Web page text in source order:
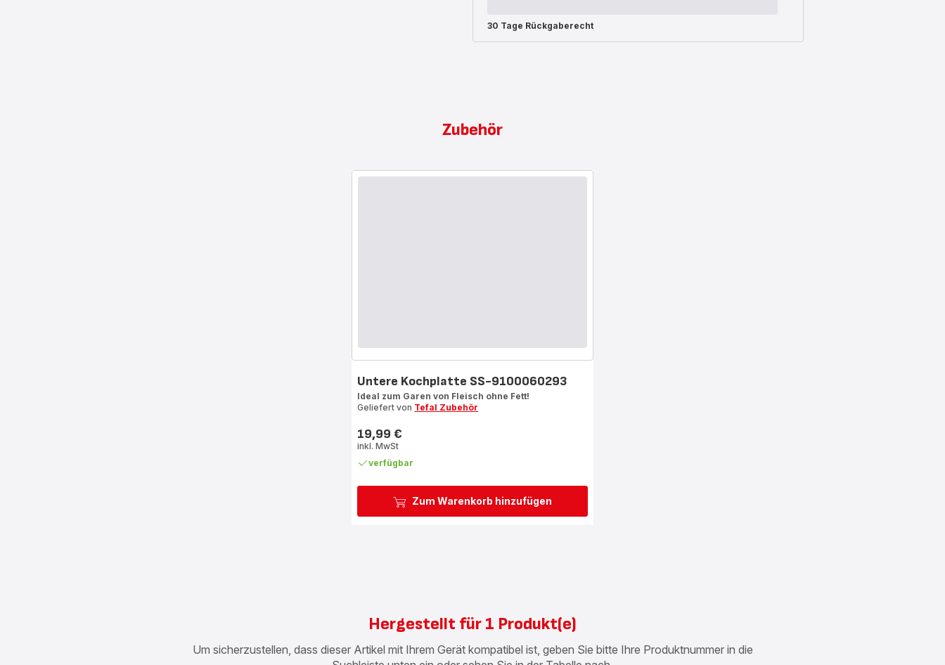
30 Tage Rückgaberecht
Zubehör
Zum Warenkorb hinzufügen
Untere Kochplatte SS-9100060293
Ideal zum Garen von Fleisch ohne Fett!
Geliefert von Tefal Zubehör
Preis
19,99 €
inkl. MwSt
verfügbar
Hergestellt für 1 Produkt(e)
Um sicherzustellen, dass dieser Artikel mit Ihrem Gerät kompatibel ist, geben Sie bitte Ihre Produktnummer in die